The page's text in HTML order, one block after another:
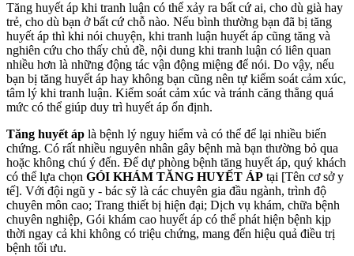
Tăng huyết áp khi tranh luận có thể xảy ra bất cứ ai, cho dù già hay
trẻ, cho dù bạn ở bất cứ chỗ nào. Nếu bình thường bạn đã bị tăng
huyết áp thì khi nói chuyện, khi tranh luận huyết áp cũng tăng và
nghiên cứu cho thấy chủ đề, nội dung khi tranh luận có liên quan
nhiều hơn là những động tác vận động miệng để nói. Do vậy, nếu
bạn bị tăng huyết áp hay không bạn cũng nên tự kiểm soát cảm xúc,
tâm lý khi tranh luận. Kiểm soát cảm xúc và tránh căng thẳng quá
mức có thể giúp duy trì huyết áp ổn định.
Tăng huyết áp là bệnh lý nguy hiểm và có thể để lại nhiều biến
chứng. Có rất nhiều nguyên nhân gây bệnh mà bạn thường bỏ qua
hoặc không chú ý đến. Để dự phòng bệnh tăng huyết áp, quý khách
có thể lựa chọn GÓI KHÁM TĂNG HUYẾT ÁP tại [Tên cơ sở y
tế]. Với đội ngũ y - bác sỹ là các chuyên gia đầu ngành, trình độ
chuyên môn cao; Trang thiết bị hiện đại; Dịch vụ khám, chữa bệnh
chuyên nghiệp, Gói khám cao huyết áp có thể phát hiện bệnh kịp
thời ngay cả khi không có triệu chứng, mang đến hiệu quả điều trị
bệnh tối ưu.